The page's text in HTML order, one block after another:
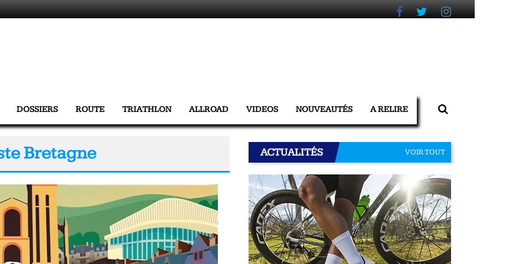
DOSSIERS ROUTE TRIATHLON ALLROAD VIDEOS NOUVEAUTÉS A RELIRE
Bretagne ACTUALITÉS VOIR TOUT